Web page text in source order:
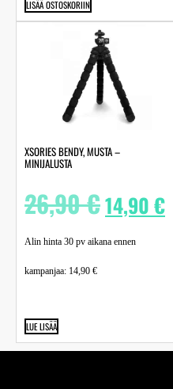
LISÄÄ OSTOSKORIIN
XSORIES BENDY, MUSTA –
MINIJALUSTA
26,90€14,90€
Alin hinta 30 pv aikana ennen
kampanjaa: 14,90 €
LUE LISÄÄ